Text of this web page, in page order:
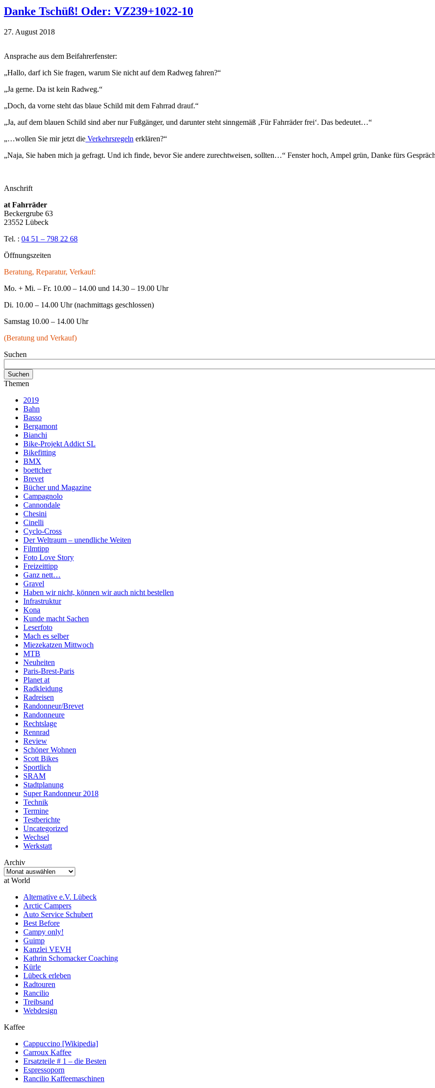
Danke Tschüß! Oder: VZ239+1022-10
27. August 2018
Ansprache aus dem Beifahrerfenster:
„Hallo, darf ich Sie fragen, warum Sie nicht auf dem Radweg fahren?“
„Ja gerne. Da ist kein Radweg.“
„Doch, da vorne steht das blaue Schild mit dem Fahrrad drauf.“
„Ja, auf dem blauen Schild sind aber nur Fußgänger, und darunter steht sinngemäß ‚Für Fahrräder frei‘. Das bedeutet…“
„…wollen Sie mir jetzt die Verkehrsregeln erklären?“
„Naja, Sie haben mich ja gefragt. Und ich finde, bevor Sie andere zurechtweisen, sollten…“ Fenster hoch, Ampel grün, Danke fürs
Anschrift
at Fahrräder
Beckergrube 63
23552 Lübeck
Tel. : 04 51 – 798 22 68
Öffnungszeiten
Beratung, Reparatur, Verkauf:
Mo. + Mi. – Fr. 10.00 – 14.00 und 14.30 – 19.00 Uhr
Di. 10.00 – 14.00 Uhr (nachmittags geschlossen)
Samstag 10.00 – 14.00 Uhr
(Beratung und Verkauf)
Suchen
Themen
2019
Bahn
Basso
Bergamont
Bianchi
Bike-Projekt Addict SL
Bikefitting
BMX
boettcher
Brevet
Bücher und Magazine
Campagnolo
Cannondale
Chesini
Cinelli
Cyclo-Cross
Der Weltraum – unendliche Weiten
Filmtipp
Foto Love Story
Freizeittipp
Ganz nett…
Gravel
Haben wir nicht, können wir auch nicht bestellen
Infrastruktur
Kona
Kunde macht Sachen
Leserfoto
Mach es selber
Miezekatzen Mittwoch
MTB
Neuheiten
Paris-Brest-Paris
Planet at
Radkleidung
Radreisen
Randonneur/Brevet
Randonneure
Rechtslage
Rennrad
Review
Schöner Wohnen
Scott Bikes
Sportlich
SRAM
Stadtplanung
Super Randonneur 2018
Technik
Termine
Testberichte
Uncategorized
Wechsel
Werkstatt
Archiv
Archiv
at World
Alternative e.V. Lübeck
Arctic Campers
Auto Service Schubert
Best Before
Campy only!
Guimp
Kanzlei VEVH
Kathrin Schomacker Coaching
Kürle
Lübeck erleben
Radtouren
Rancilio
Treibsand
Webdesign
Kaffee
Cappuccino [Wikipedia]
Carroux Kaffee
Ersatzteile # 1 – die Besten
Espressoporn
Rancilio Kaffeemaschinen